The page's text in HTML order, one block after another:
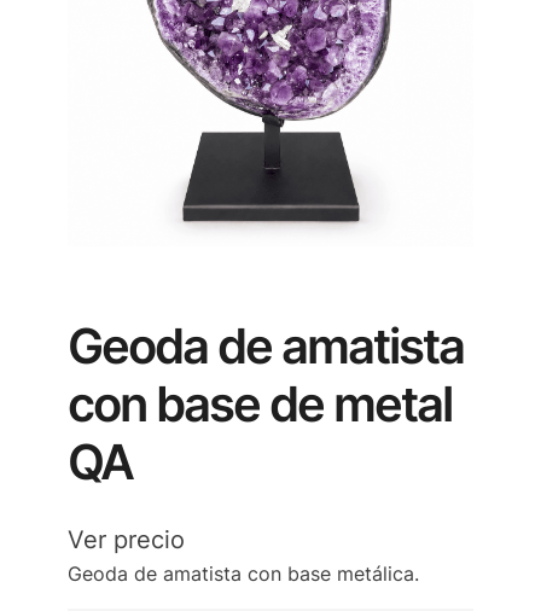
Geoda de amatista
con base de metal
QA
Ver precio
Geoda de amatista con base metálica.